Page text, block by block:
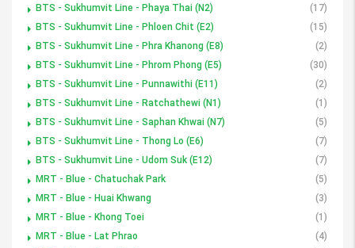
BTS - Sukhumvit Line - Phaya Thai (N2)
(17)
BTS - Sukhumvit Line - Phloen Chit (E2)
(15)
BTS - Sukhumvit Line - Phra Khanong (E8)
(2)
BTS - Sukhumvit Line - Phrom Phong (E5)
(30)
BTS - Sukhumvit Line - Punnawithi (E11)
(2)
BTS - Sukhumvit Line - Ratchathewi (N1)
(1)
BTS - Sukhumvit Line - Saphan Khwai (N7)
(5)
BTS - Sukhumvit Line - Thong Lo (E6)
(7)
BTS - Sukhumvit Line - Udom Suk (E12)
(7)
MRT - Blue - Chatuchak Park
(5)
MRT - Blue - Huai Khwang
(3)
MRT - Blue - Khong Toei
(1)
MRT - Blue - Lat Phrao
(4)